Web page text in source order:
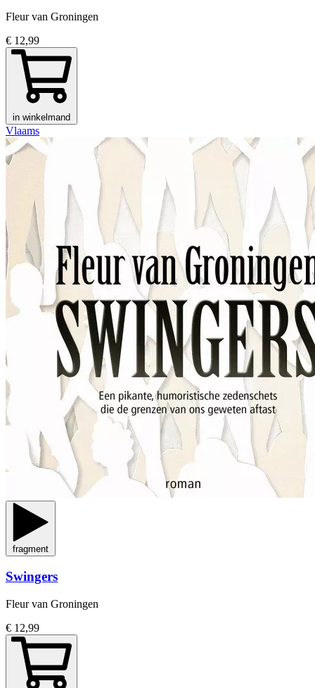
Fleur van Groningen
€ 12,99
in winkelmand
Vlaams
fragment
Swingers
Fleur van Groningen
€ 12,99